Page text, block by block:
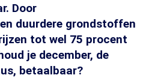
Door
duurdere grondstoffen
tot wel 75 procent
je december, de
betaalbaar?